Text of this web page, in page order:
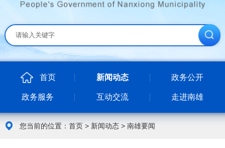
首页 新闻动态 政务公开
政务服务 互动交流 走进南雄
您当前的位置： 首页> 新闻动态> 南雄要闻